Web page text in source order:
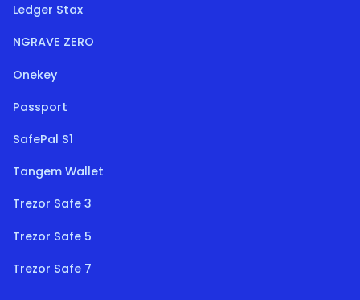
Ledger Stax
NGRAVE ZERO
Onekey
Passport
SafePal S1
Tangem Wallet
Trezor Safe 3
Trezor Safe 5
Trezor Safe 7